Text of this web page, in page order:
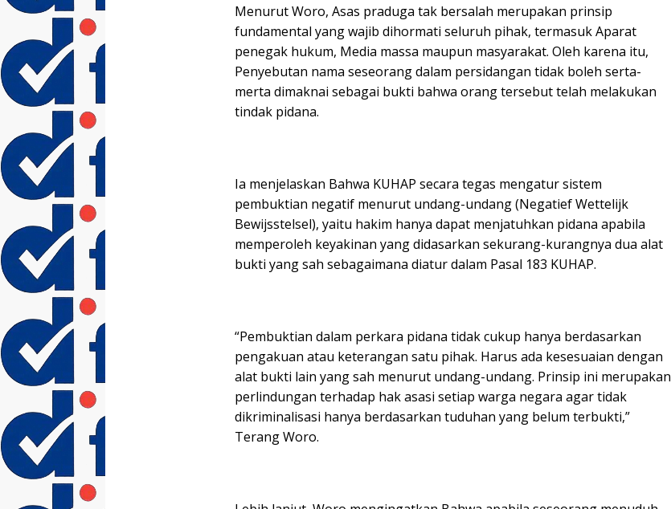
Menurut Woro, Asas praduga tak bersalah merupakan prinsip
fundamental yang wajib dihormati seluruh pihak, termasuk Aparat
penegak hukum, Media massa maupun masyarakat. Oleh karena itu,
Penyebutan nama seseorang dalam persidangan tidak boleh serta-
merta dimaknai sebagai bukti bahwa orang tersebut telah melakukan
tindak pidana.
Ia menjelaskan Bahwa KUHAP secara tegas mengatur sistem
pembuktian negatif menurut undang-undang (Negatief Wettelijk
Bewijsstelsel), yaitu hakim hanya dapat menjatuhkan pidana apabila
memperoleh keyakinan yang didasarkan sekurang-kurangnya dua alat
bukti yang sah sebagaimana diatur dalam Pasal 183 KUHAP.
“Pembuktian dalam perkara pidana tidak cukup hanya berdasarkan
pengakuan atau keterangan satu pihak. Harus ada kesesuaian dengan
alat bukti lain yang sah menurut undang-undang. Prinsip ini merupakan
perlindungan terhadap hak asasi setiap warga negara agar tidak
dikriminalisasi hanya berdasarkan tuduhan yang belum terbukti,”
Terang Woro.